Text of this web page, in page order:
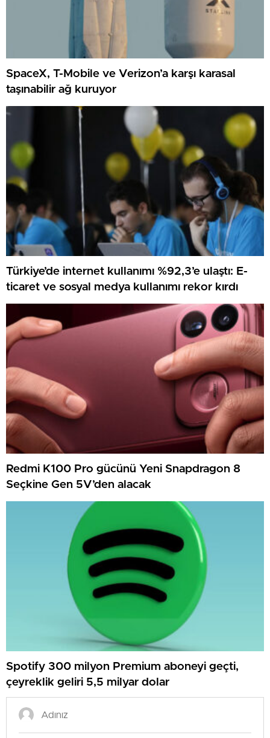
SpaceX, T-Mobile ve Verizon’a karşı karasal
taşınabilir ağ kuruyor
Türkiye’de internet kullanımı %92,3’e ulaştı: E-
ticaret ve sosyal medya kullanımı rekor kırdı
Redmi K100 Pro gücünü Yeni Snapdragon 8
Seçkine Gen 5V’den alacak
Spotify 300 milyon Premium aboneyi geçti,
çeyreklik geliri 5,5 milyar dolar